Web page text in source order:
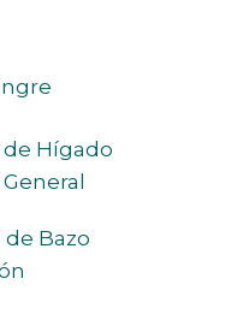
Hígado
de Bazo